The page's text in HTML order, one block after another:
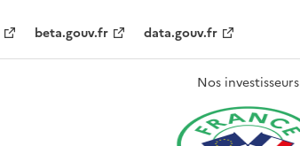
beta.gouv.fr data.gouv.fr
Nos investisseurs